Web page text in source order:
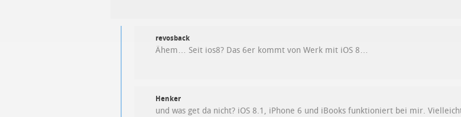
revosback
Ähem… Seit ios8? Das 6er kommt von Werk mit iOS 8…
Henker
und was get da nicht? iOS 8.1, iPhone 6 und iBooks funktioniert bei mir.